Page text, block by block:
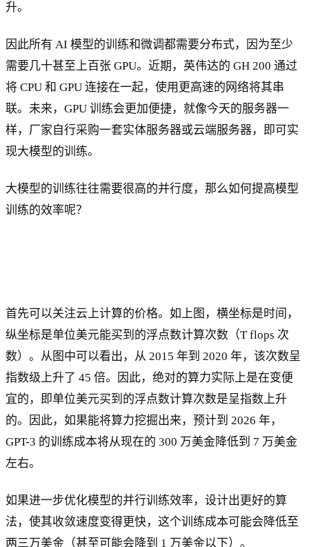
升。
因此所有 AI 模型的训练和微调都需要分布式，因为至少
需要几十甚至上百张 GPU。近期，英伟达的 GH 200 通过
将 CPU 和 GPU 连接在一起，使用更高速的网络将其串
联。未来，GPU 训练会更加便捷，就像今天的服务器一
样，厂家自行采购一套实体服务器或云端服务器，即可实
现大模型的训练。
大模型的训练往往需要很高的并行度，那么如何提高模型
训练的效率呢？
首先可以关注云上计算的价格。如上图，横坐标是时间，
纵坐标是单位美元能买到的浮点数计算次数（T flops 次
数）。从图中可以看出，从 2015 年到 2020 年，该次数呈
指数级上升了 45 倍。因此，绝对的算力实际上是在变便
宜的，即单位美元买到的浮点数计算次数是呈指数上升
的。因此，如果能将算力挖掘出来，预计到 2026 年，
GPT-3 的训练成本将从现在的 300 万美金降低到 7 万美金
左右。
如果进一步优化模型的并行训练效率，设计出更好的算
法，使其收敛速度变得更快，这个训练成本可能会降低至
两三万美金（甚至可能会降到 1 万美金以下）。